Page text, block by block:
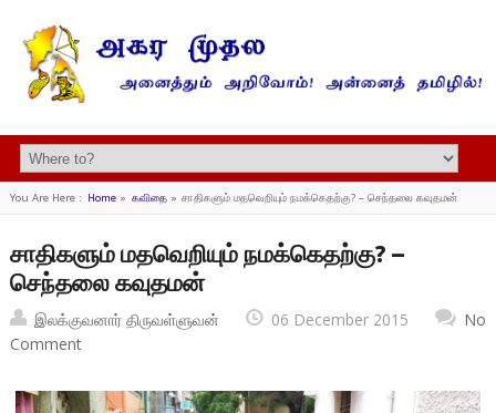
You Are Here : Home» கவிதை» சாதிகளும் மதவெறியும் நமக்கெதற்கு? – செந்தலை கவுதமன்
சாதிகளும் மதவெறியும் நமக்கெதற்கு? –
செந்தலை கவுதமன்
இலக்குவனார் திருவள்ளுவன் 06 December 2015
No
Comment